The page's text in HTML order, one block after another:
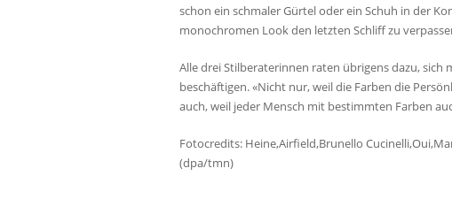
schon ein schmaler Gürtel oder ein Schuh in der
monochromen Look den letzten Schliff zu
Alle drei Stilberaterinnen raten übrigens dazu, sich
beschäftigen. «Nicht nur, weil die Farben die
auch, weil jeder Mensch mit bestimmten Farben
Fotocredits: Heine,Airfield,Brunello
(dpa/tmn)